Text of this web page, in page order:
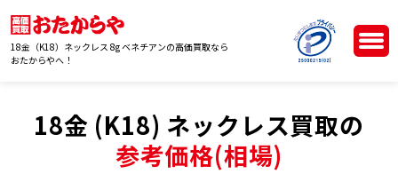
18金（K18）ネックレス 8g ベネチアンの高価買取なら
おたからやへ！
18金 (K18) ネックレス買取の
参考価格(相場)